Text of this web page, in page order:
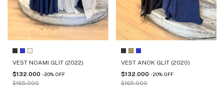
VEST NOAMI GLIT (2022)
$132.000 -20% OFF
$165.000
VEST ANOK GLIT (2020)
$132.000 -20% OFF
$165.000